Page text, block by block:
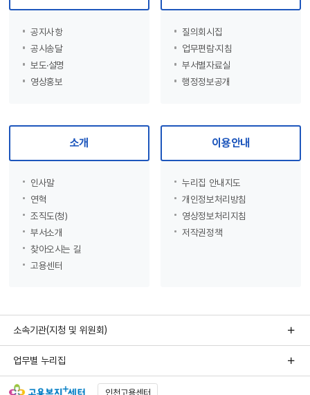
공지사항
공시송달
보도·설명
영상홍보
질의회시집
업무편람·지침
부서별자료실
행정정보공개
소개
인사말
연혁
조직도(청)
부서소개
찾아오시는 길
고용센터
이용안내
누리집 안내지도
개인정보처리방침
영상정보처리지침
저작권정책
소속기관(지청 및 위원회)
업무별 누리집
인천고용센터